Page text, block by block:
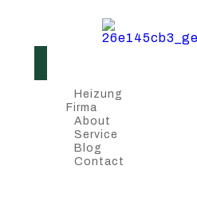
Heizung
Firma
About
Service
Blog
Contact